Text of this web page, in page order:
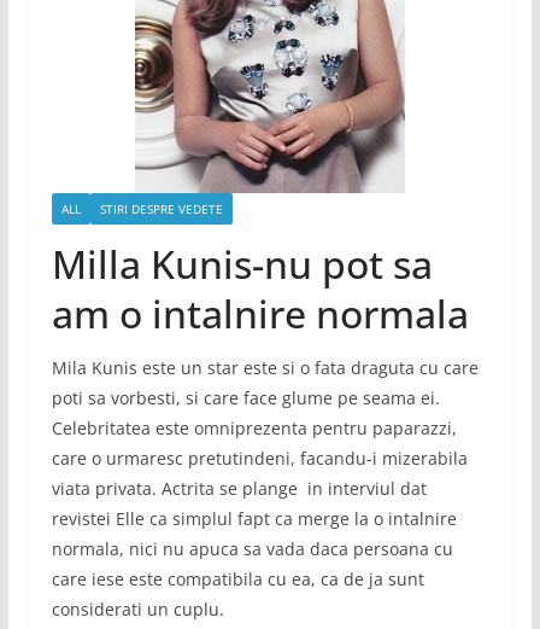
ALL STIRI DESPRE VEDETE
Milla Kunis-nu pot sa
am o intalnire normala
Mila Kunis este un star este si o fata draguta cu care
poti sa vorbesti, si care face glume pe seama ei.
Celebritatea este omniprezenta pentru paparazzi,
care o urmaresc pretutindeni, facandu-i mizerabila
viata privata. Actrita se plange in interviul dat
revistei Elle ca simplul fapt ca merge la o intalnire
normala, nici nu apuca sa vada daca persoana cu
care iese este compatibila cu ea, ca de ja sunt
considerati un cuplu.